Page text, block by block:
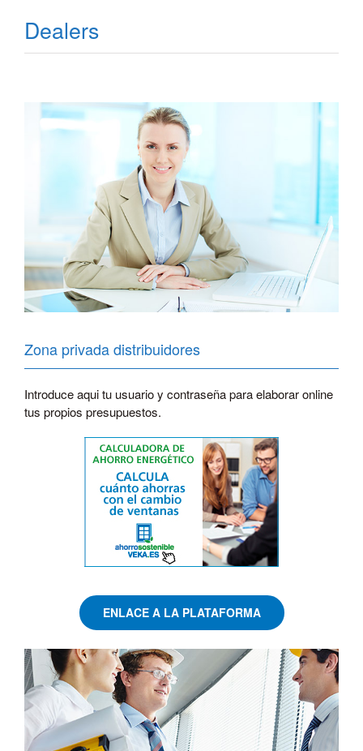
Dealers
Zona privada distribuidores
Introduce aqui tu usuario y contraseña para elaborar online
tus propios presupuestos.
ENLACE A LA PLATAFORMA